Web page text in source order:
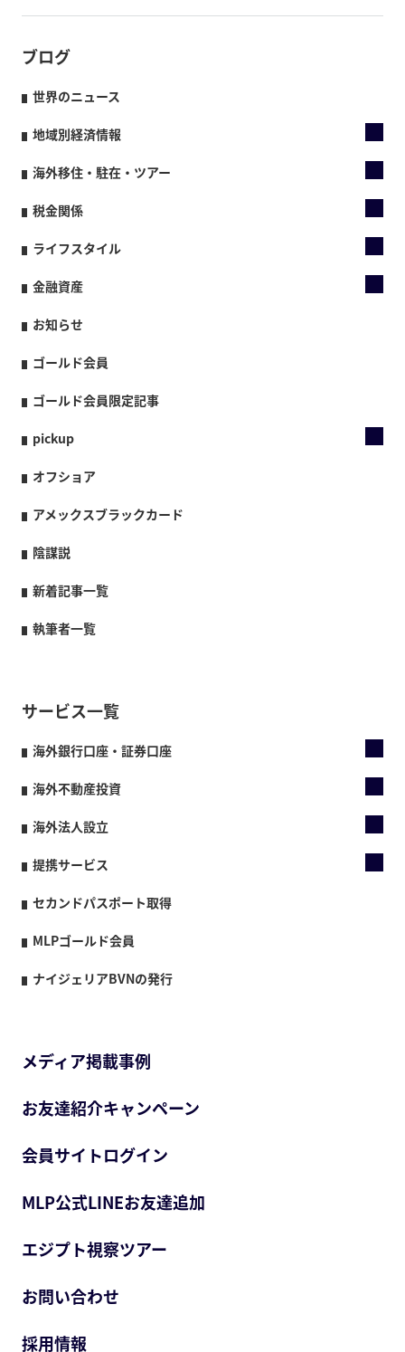
ブログ
世界のニュース
地域別経済情報
海外移住・駐在・ツアー
税金関係
ライフスタイル
金融資産
お知らせ
ゴールド会員
ゴールド会員限定記事
pickup
オフショア
アメックスブラックカード
陰謀説
新着記事一覧
執筆者一覧
サービス一覧
海外銀行口座・証券口座
海外不動産投資
海外法人設立
提携サービス
セカンドパスポート取得
MLPゴールド会員
ナイジェリアBVNの発行
メディア掲載事例
お友達紹介キャンペーン
会員サイトログイン
MLP公式LINEお友達追加
エジプト視察ツアー
お問い合わせ
採用情報